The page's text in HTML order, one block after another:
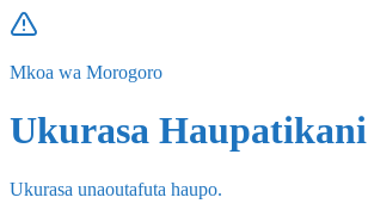
Mkoa wa Morogoro
Ukurasa Haupatikani
Ukurasa unaoutafuta haupo.